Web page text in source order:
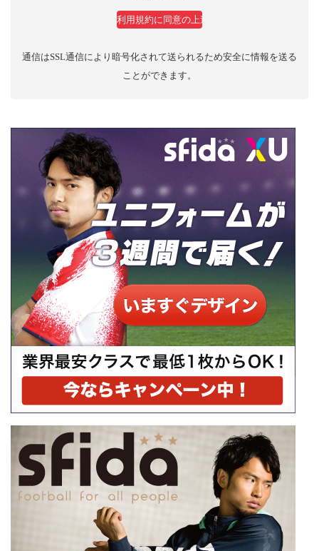
通信はSSL通信により暗号化されて送られるため安全に情報を送る
ことができます。